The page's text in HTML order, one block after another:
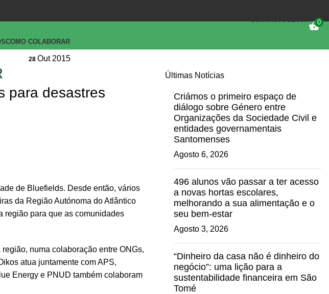
CONTACTOSLOJA 0
COMO COLABORAR
para desastres
28 Out 2015
de Bluefields. Desde então, vários
da Região Autónoma do Atlântico
região para que as comunidades
numa colaboração entre ONGs,
atua juntamente com APS,
Energy e PNUD também colaboram
Últimas Notícias
Criámos o primeiro espaço de
diálogo sobre Género entre
Organizações da Sociedade Civil e
entidades governamentais
Santomenses
Agosto 6, 2026
496 alunos vão passar a ter acesso
a novas hortas escolares,
melhorando a sua alimentação e o
seu bem-estar
Agosto 3, 2026
“Dinheiro da casa não é dinheiro do
negócio”: uma lição para a
sustentabilidade financeira em São
Tomé